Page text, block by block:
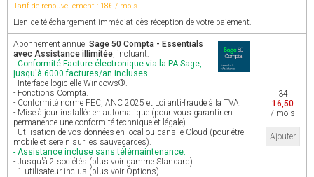
Tarif de renouvellement : 18€ / mois
Lien de téléchargement immédiat dès réception de votre paiement.
Abonnement annuel Sage 50 Compta - Essentials
avec Assistance illimitée, incluant:
- Conformité Facture électronique via la PA Sage,
jusqu'à 6000 factures/an incluses.
- Interface logicielle Windows®.
- Fonctions Compta.
- Conformité norme FEC, ANC 2025 et Loi anti-fraude à la TVA.
- Mise à jour installée en automatique (pour vous garantir en
permanence une conformité technique et légale).
- Utilisation de vos données en local ou dans le Cloud (pour être
mobile et serein sur les sauvegardes).
- Assistance incluse sans télémaintenance.
- Jusqu'à 2 sociétés (plus voir gamme Standard).
- 1 utilisateur inclus (plus voir Options).
34
16,50
/ mois
Ajouter